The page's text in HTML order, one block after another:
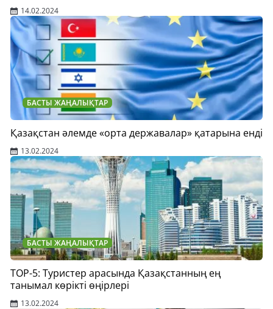
14.02.2024
БАСТЫ ЖАҢАЛЫҚТАР
Қазақстан әлемде «орта державалар» қатарына енді
13.02.2024
БАСТЫ ЖАҢАЛЫҚТАР
TOP-5: Туристер арасында Қазақстанның ең
танымал көрікті өңірлері
13.02.2024